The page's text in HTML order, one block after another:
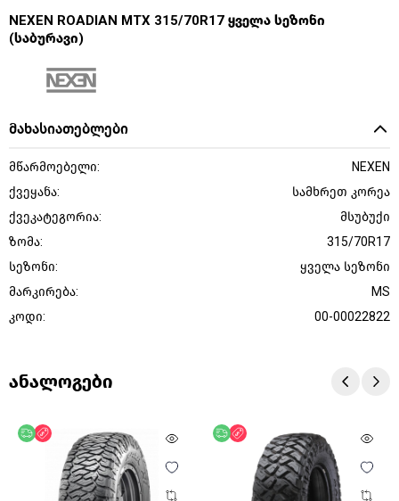
NEXEN ROADIAN MTX 315/70R17 ყველა სეზონი
(საბურავი)
მახასიათებლები
მწარმოებელი:
NEXEN
ქვეყანა:
სამხრეთ კორეა
ქვეკატეგორია:
მსუბუქი
ზომა:
315/70R17
სეზონი:
ყველა სეზონი
მარკირება:
MS
კოდი:
00-00022822
ანალოგები
უფასო მიწოდება
ფასდაკლება უფასო მიწოდება
ფასდაკლება